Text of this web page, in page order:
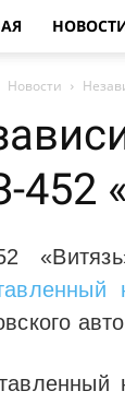
Новости
452